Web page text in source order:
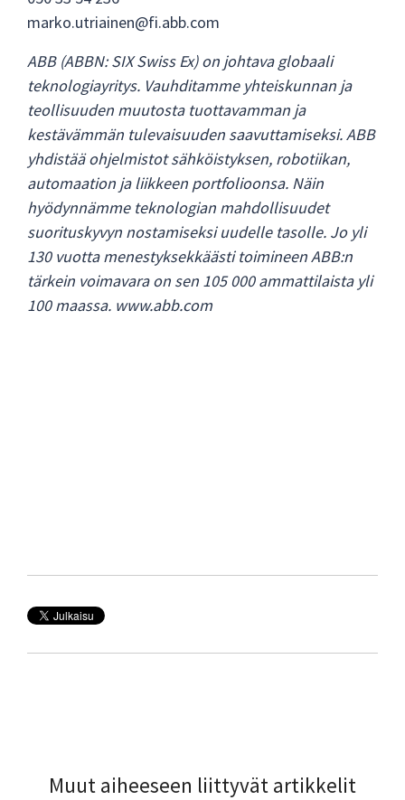
marko.utriainen@fi.abb.com
ABB (ABBN: SIX Swiss Ex) on johtava globaali
teknologiayritys. Vauhditamme yhteiskunnan ja
teollisuuden muutosta tuottavamman ja
kestävämmän tulevaisuuden saavuttamiseksi. ABB
yhdistää ohjelmistot sähköistyksen, robotiikan,
automaation ja liikkeen portfolioonsa. Näin
hyödynnämme teknologian mahdollisuudet
suorituskyvyn nostamiseksi uudelle tasolle. Jo yli
130 vuotta menestyksekkäästi toimineen ABB:n
tärkein voimavara on sen 105 000 ammattilaista yli
100 maassa. www.abb.com
Muut aiheeseen liittyvät artikkelit